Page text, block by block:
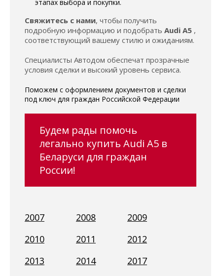
этапах выбора и покупки.
Свяжитесь с нами, чтобы получить
подробную информацию и подобрать Audi A5 ,
соответствующий вашему стилю и ожиданиям.
Специалисты Автодом обеспечат прозрачные
условия сделки и высокий уровень сервиса.
Поможем с оформлением документов и сделки
под ключ для граждан Российской Федерации
Будем рады помочь
легально купить Audi A5 в
Беларуси для граждан
России!
2007 2008
2009
2010
2011
2012
2013
2014
2017